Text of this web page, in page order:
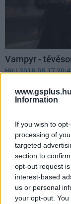
Information
If you wish to
processing of
targeted
section to
opt-out request
interest-based
us or personal
your opt-out.
Vampyr -
Hír| 2018.08.17